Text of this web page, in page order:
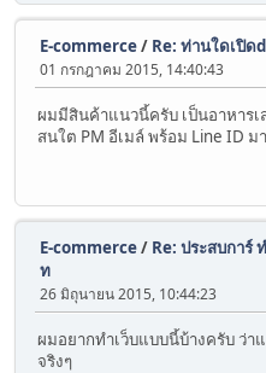
E-commerce/ Re: ท่านใดเปิ
01 กรกฎาคม 2015, 14:40:43
ผมมีสินค้าแนวนี้ครับ เป็นอาหาร
สนใต PM อีเมล์ พร้อม Line ID ม
E-commerce/ Re: ประสบการ์
ท
26 มิถุนายน 2015, 10:44:23
ผมอยากทำเว็บแบบนี้บ้างครับ ว่
จริงๆ